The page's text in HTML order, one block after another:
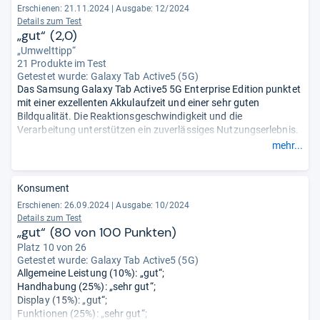
Erschienen: 21.11.2024 | Ausgabe: 12/2024
Details zum Test
„gut“ (2,0)
„Umwelttipp“
21 Produkte im Test
Getestet wurde: Galaxy Tab Active5 (5G)
Das Samsung Galaxy Tab Active5 5G Enterprise Edition punktet
mit einer exzellenten Akkulaufzeit und einer sehr guten
Bildqualität. Die Reaktionsgeschwindigkeit und die
Verarbeitung unterstützen ein zuverlässiges Nutzungserlebnis.
Sehr gut: der Akku ist wechselbar.- Zusammengefasst durch
unsere Redaktion.
mehr...
Konsument
Erschienen: 26.09.2024 | Ausgabe: 10/2024
Details zum Test
„gut“ (80 von 100 Punkten)
Platz 10 von 26
Getestet wurde: Galaxy Tab Active5 (5G)
Allgemeine Leistung (10%): „gut“;
Handhabung (25%): „sehr gut“;
Display (15%): „gut“;
Funktionen (25%): „sehr gut“;